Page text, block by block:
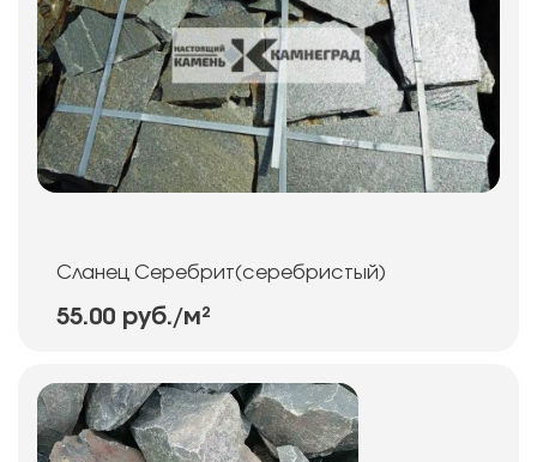
Сланец Серебрит(серебристый)
55.00 руб./м²